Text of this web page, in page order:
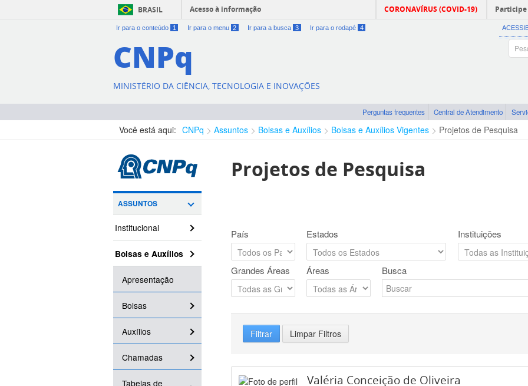
BRASIL Acesso à informação CORONAVÍRUS (COVID-19) Participe
Ir para o conteúdo 1 Ir para o menu 2 Ir para a busca 3 Ir para o rodapé 4
CNPq
MINISTÉRIO DA CIÊNCIA, TECNOLOGIA E INOVAÇÕES
Perguntas frequentes Central de Atendimento
Você está aqui: CNPq Assuntos Bolsas e Auxílios Bolsas e Auxílios Vigentes Projetos de Pesquisa
ASSUNTOS
Institucional
Bolsas e Auxílios
Apresentação
Bolsas
Auxílios
Chamadas
Tabelas de
Projetos de Pesquisa
País Estados Instituições
Grandes Áreas Áreas Busca
Filtrar Limpar Filtros
Valéria Conceição de Oliveira